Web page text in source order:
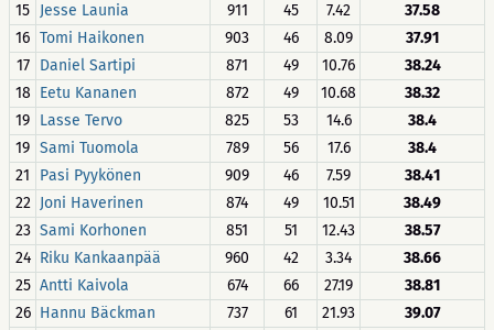
15 Jesse Launia 911 45 7.42
37.58
16 Tomi Haikonen 903 46 8.09
37.91
17
Daniel Sartipi 871 49 10.76
38.24
18 Eetu Kananen 872 49 10.68
38.32
19 Lasse Tervo 825 53 14.6
38.4
19 Sami Tuomola 789 56 17.6
38.4
21
Pasi Pyykönen 909 46 7.59
38.41
22 Joni Haverinen 874 49 10.51
38.49
23 Sami Korhonen 851 51 12.43
38.57
24 Riku Kankaanpää 960 42 3.34
38.66
25 Antti Kaivola 674 66 27.19
38.81
26 Hannu Bäckman 737 61 21.93
39.07